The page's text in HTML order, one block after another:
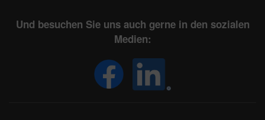
Und besuchen Sie uns auch gerne in den sozialen
Medien: